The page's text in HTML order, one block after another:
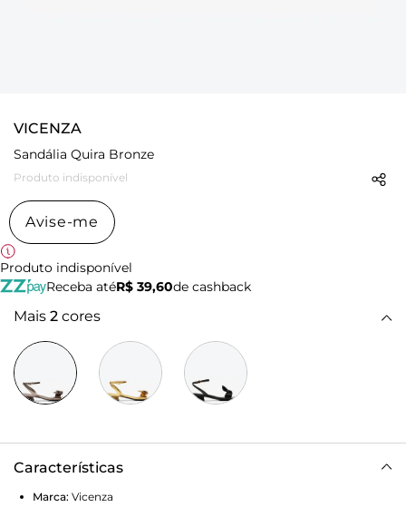
VICENZA
Sandália Quira Bronze
Produto indisponível
Avise-me
Produto indisponível
Receba atéR$ 39,60de cashback
Mais 2 cores
Características
Marca: Vicenza